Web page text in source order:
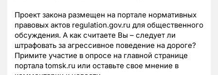
Проект закона размещен на портале нормативных
правовых актов regulation.gov.ru для общественного
обсуждения. А как считаете Вы – следует ли
штрафовать за агрессивное поведение на дороге?
Примите участие в опросе на главной странице
портала tomsk.ru или оставьте свое мнение в